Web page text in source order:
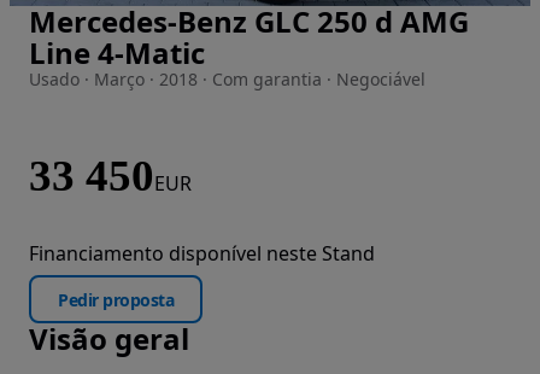
Imagem 1 de 23
Mercedes-Benz GLC 250 d AMG
Line 4-Matic
Usado · Março · 2018 · Com garantia · Negociável
33 450EUR
Financiamento disponível neste Stand
Pedir proposta
Visão geral